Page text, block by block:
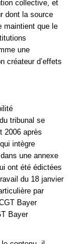
collective, et
dont la source
maintient que le
une
créateur d’effets
tribunal se
2006 après
intègre
une annexe
ont été édictées
du 18 janvier
par
Bayer
Bayer